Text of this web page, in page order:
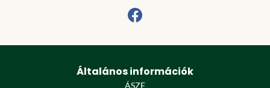
Általános információk
ÁSZF